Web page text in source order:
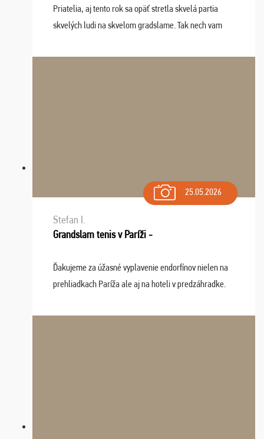
Priatelia, aj tento rok sa opäť stretla skvelá partia
skvelých ludi na skvelom gradslame. Tak nech vam
sa na budúci rok. Prajem vam este veľa ta ...
25.05.2026
Stefan I.
Grandslam tenis v Paríži -
Ďakujeme za úžasné vyplavenie endorfínov nielen na
prehliadkach Paríža ale aj na hoteli v predzáhradke.
spomínať a zväžujeme repete budúci rok : ...